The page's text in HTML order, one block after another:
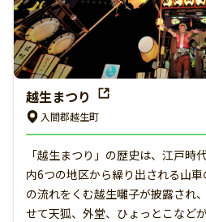
越生まつり
入間郡越生町
「越生まつり」の歴史は、江戸時
内6つの地区から繰り出される山
の流れをくむ越生囃子が披露され
せて天狐、外堂、ひょっとこなど